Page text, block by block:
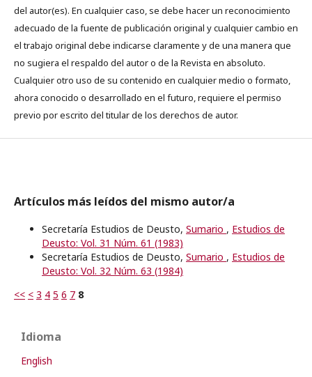
del autor(es). En cualquier caso, se debe hacer un reconocimiento
adecuado de la fuente de publicación original y cualquier cambio en
el trabajo original debe indicarse claramente y de una manera que
no sugiera el respaldo del autor o de la Revista en absoluto.
Cualquier otro uso de su contenido en cualquier medio o formato,
ahora conocido o desarrollado en el futuro, requiere el permiso
previo por escrito del titular de los derechos de autor.
Artículos más leídos del mismo autor/a
Secretaría Estudios de Deusto, Sumario , Estudios de
Deusto: Vol. 31 Núm. 61 (1983)
Secretaría Estudios de Deusto, Sumario , Estudios de
Deusto: Vol. 32 Núm. 63 (1984)
<< < 3 4 5 6 7 8
Idioma
English